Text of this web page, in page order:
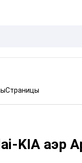
Страницы
KIA аэр